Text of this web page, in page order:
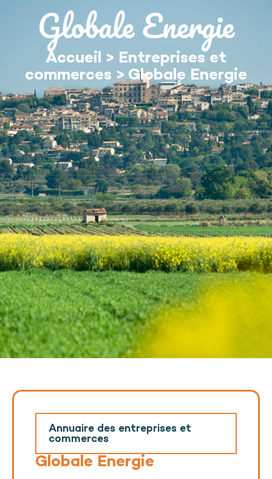
Globale Energie
Accueil > Entreprises et
commerces >Globale Energie
Globale Energie
Annuaire des entreprises et
commerces